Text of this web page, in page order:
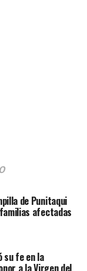
de Punitaqui
afectadas
su fe en la